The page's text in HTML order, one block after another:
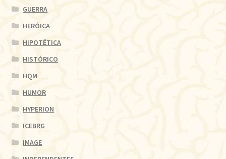
GUERRA
HERÓICA
HIPOTÉTICA
HISTÓRICO
HQM
HUMOR
HYPERION
ICEBRG
IMAGE